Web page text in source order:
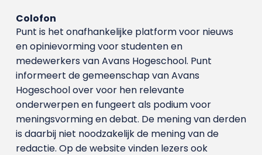
Colofon
Punt is het onafhankelijke platform voor nieuws
en opinievorming voor studenten en
medewerkers van Avans Hoge­school. Punt
informeert de gemeenschap van Avans
Hogeschool over voor hen relevante
onderwerpen en fungeert als podium voor
meningsvorming en debat. De mening van derden
is daarbij niet noodzakelijk de mening van de
redactie. Op de website vinden lezers ook